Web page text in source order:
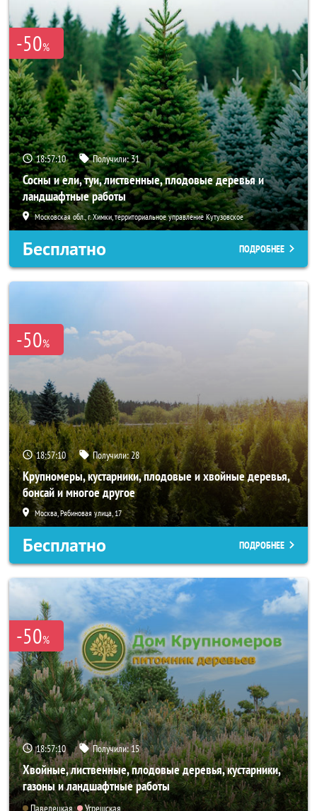
-50%
18:57:08 Получили:31
Сосны и ели, туи, лиственные, плодовые деревья и
ландшафтные работы
Московская обл., г. Химки, территориальное управление Кутузовское
Бесплатно ПОДРОБНЕЕ
-50%
18:57:08 Получили:28
Крупномеры, кустарники, плодовые и хвойные деревья,
бонсай и многое другое
Москва, Рябиновая улица, 17
Бесплатно ПОДРОБНЕЕ
-50%
18:57:08 Получили:15
Хвойные, лиственные, плодовые деревья, кустарники,
газоны и ландшафтные работы
Павелецкая Угрешская